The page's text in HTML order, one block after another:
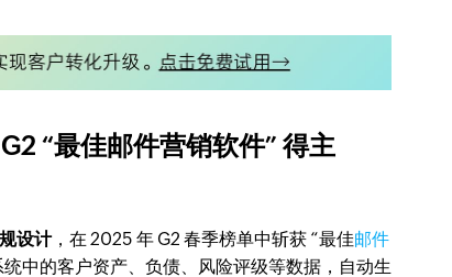
“最佳邮件营销软件” 得主
设计，在 2025 年 G2 春季榜单中斩获 “最佳邮件
中的客户资产、负债、风险评级等数据，自动生